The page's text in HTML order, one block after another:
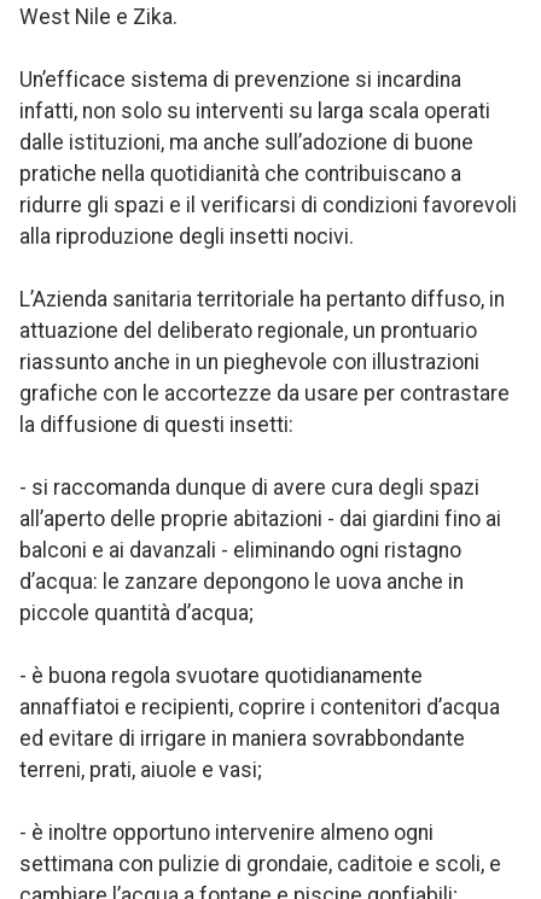
West Nile e Zika.
Un’efficace sistema di prevenzione si incardina
infatti, non solo su interventi su larga scala operati
dalle istituzioni, ma anche sull’adozione di buone
pratiche nella quotidianità che contribuiscano a
ridurre gli spazi e il verificarsi di condizioni favorevoli
alla riproduzione degli insetti nocivi.
L’Azienda sanitaria territoriale ha pertanto diffuso, in
attuazione del deliberato regionale, un prontuario
riassunto anche in un pieghevole con illustrazioni
grafiche con le accortezze da usare per contrastare
la diffusione di questi insetti:
- si raccomanda dunque di avere cura degli spazi
all’aperto delle proprie abitazioni - dai giardini fino ai
balconi e ai davanzali - eliminando ogni ristagno
d’acqua: le zanzare depongono le uova anche in
piccole quantità d’acqua;
- è buona regola svuotare quotidianamente
annaffiatoi e recipienti, coprire i contenitori d’acqua
ed evitare di irrigare in maniera sovrabbondante
terreni, prati, aiuole e vasi;
- è inoltre opportuno intervenire almeno ogni
settimana con pulizie di grondaie, caditoie e scoli, e